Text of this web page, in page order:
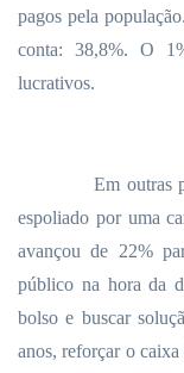
pagos pela
conta: 38,8%. O
lucrativos.
Em outras
espoliado por uma
avançou de 22%
público na hora da
bolso e buscar
anos, reforçar o